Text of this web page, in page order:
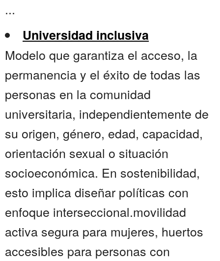
...
Universidad inclusiva
Modelo que garantiza el acceso, la
permanencia y el éxito de todas las
personas en la comunidad
universitaria, independientemente de
su origen, género, edad, capacidad,
orientación sexual o situación
socioeconómica. En sostenibilidad,
esto implica diseñar políticas con
enfoque interseccional.movilidad
activa segura para mujeres, huertos
accesibles para personas con